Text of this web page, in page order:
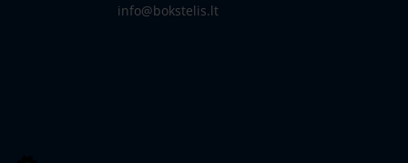
info@bokstelis.lt